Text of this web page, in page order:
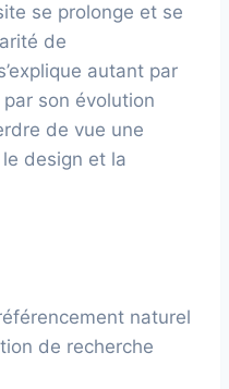
se prolonge et se
de
autant par
son évolution
de vue une
design et la
naturel
de recherche